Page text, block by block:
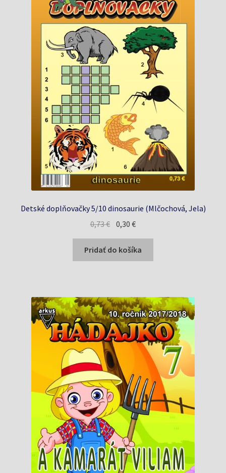
Detské doplňovačky 5/10 dinosaurie (Mlčochová, Jela)
0,73€ Pôvodná
bola:
0,73 €.
0,30€Aktuálna
je:
0,30 €.
Pridať do košíka